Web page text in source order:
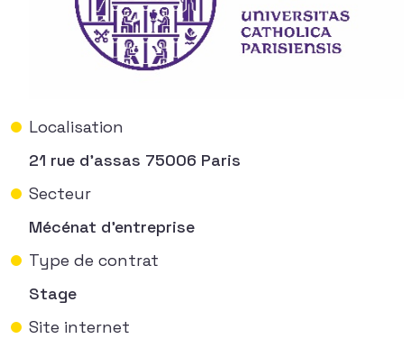
Localisation
21 rue d'assas 75006 Paris
Secteur
Mécénat d'entreprise
Type de contrat
Stage
Site internet